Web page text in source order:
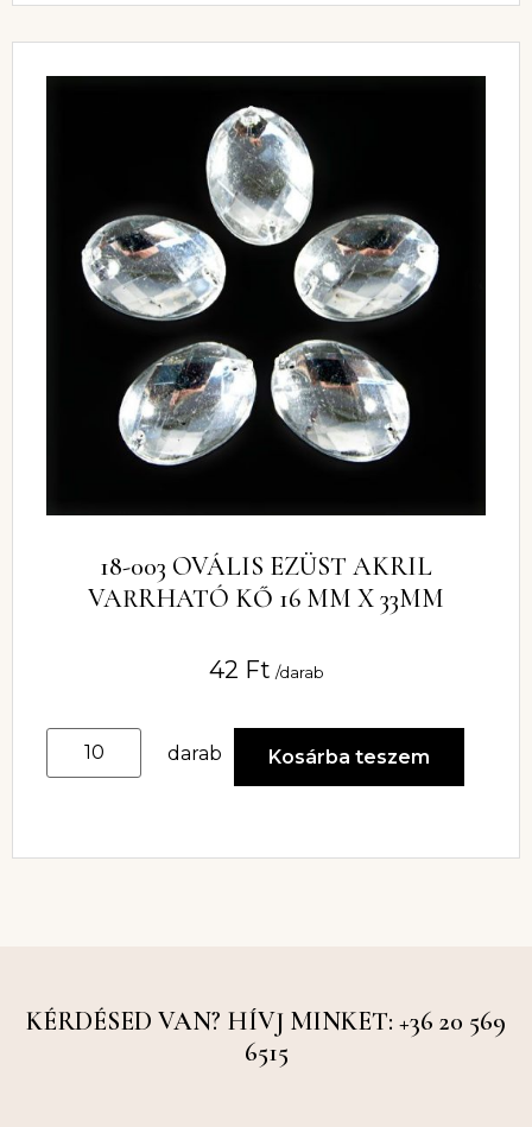
18-003 OVÁLIS EZÜST AKRIL
VARRHATÓ KŐ 16 MM X 33MM
42 Ft /darab
darab Kosárba teszem
KÉRDÉSED VAN? HÍVJ MINKET: +36 20 569
6515